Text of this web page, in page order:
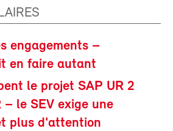
engagements –
en faire autant
le projet SAP UR 2
– le SEV exige une
plus d'attention